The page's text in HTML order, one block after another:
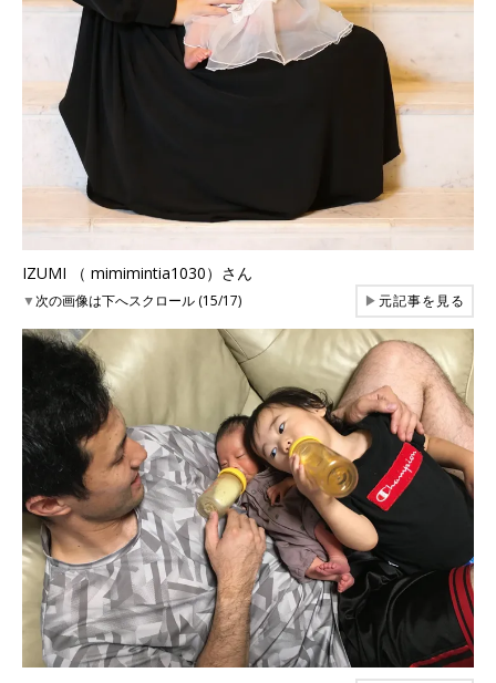
IZUMI （ mimimintia1030）さん
▼次の画像は下へスクロール (15/17) ▶元記事を見る